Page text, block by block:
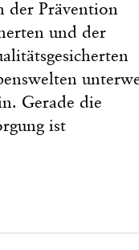
der Prävention
und der
Gerade die
ist